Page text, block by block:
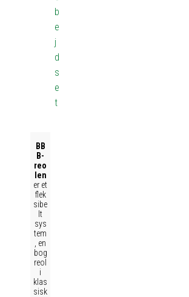
b
e
j
d
s
e
t
BB
B-
reo
len
er et
flek
sibe
lt
sys
tem
, en
bog
reol
i
klas
sisk